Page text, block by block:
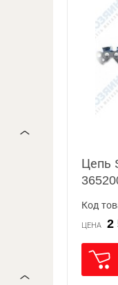
Цепь
Код
ЦЕНА